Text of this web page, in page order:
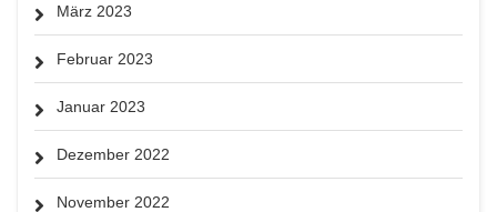
März 2023
Februar 2023
Januar 2023
Dezember 2022
November 2022